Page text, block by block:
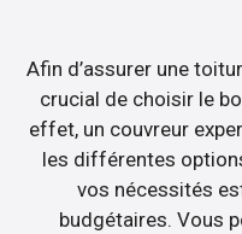
Afin d’assurer une
crucial de choisir le
effet, un couvreur
les différentes
vos nécessités
budgétaires. Vous